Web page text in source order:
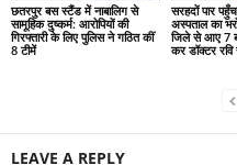
छतरपुर बस स्टैंड में नाबालिग से
सामूहिक दुष्कर्म: आरोपियों की
गिरफ्तारी के लिए पुलिस ने गठित कीं
8 टीमें
सरहदों पार
अस्पताल का
जिले से आए 7
कर डॉक्टर रवि
LEAVE A REPLY